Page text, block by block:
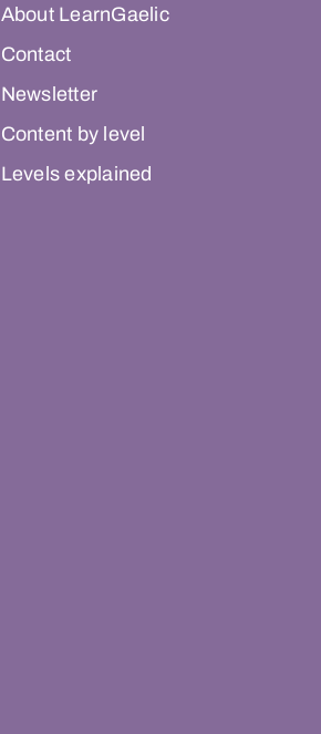
About LearnGaelic
Contact
Newsletter
Content by level
Levels explained